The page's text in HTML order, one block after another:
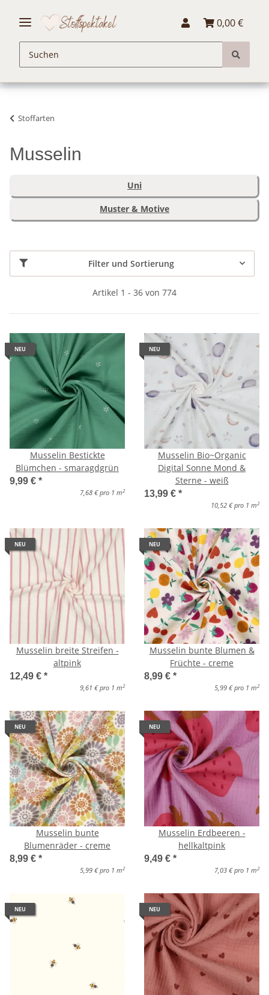
0,00 €
Stoffarten
Musselin
Uni
Muster & Motive
Filter und Sortierung
Artikel 1 - 36 von 774
NEU
Musselin Bestickte
Blümchen - smaragdgrün
9,99 € *
7,68 € pro 1 m 2
NEU
Musselin Bio~Organic
Digital Sonne Mond &
Sterne - weiß
13,99 € *
10,52 € pro 1 m 2
NEU
Musselin breite Streifen -
altpink
12,49 € *
9,61 € pro 1 m 2
NEU
Musselin bunte Blumen &
Früchte - creme
8,99 € *
5,99 € pro 1 m 2
NEU
Musselin bunte
Blumenräder - creme
8,99 € *
5,99 € pro 1 m 2
NEU
Musselin Erdbeeren -
hellkaltpink
9,49 € *
7,03 € pro 1 m 2
NEU NEU